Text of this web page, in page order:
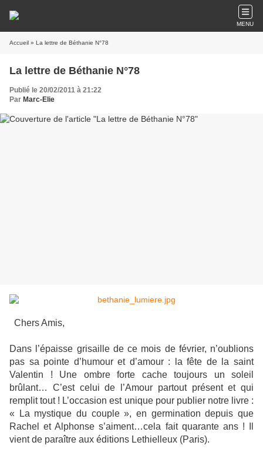
MENU
Accueil » La lettre de Béthanie N°78
La lettre de Béthanie N°78
Publié le 20/02/2011 à 21:22
Par Marc-Elie
Chers Amis,
Dans l’épaisse grisaille de ce mois de février, n’oublions
pas sa pointe d’humour et d’amour : la fête de la saint
Valentin ! Une ombre forte cache toujours un soleil
brûlant… C’est celui de l’Amour partout présent et qui
remplit tout ! L’occasion est unique pour publier notre livre :
« La mystique du couple », en germination depuis que
Rachel et Alphonse s’aiment…cela fait quarante ans ! Il
vient de paraître aux éditions Lethielleux (Paris).